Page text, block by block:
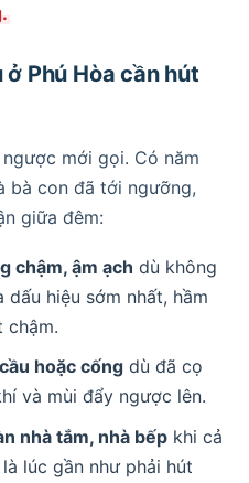
Phú Hòa cần hút
mới gọi. Có năm
bà con đã tới ngưỡng,
giữa đêm:
chậm, ậm ạch dù không
hiệu sớm nhất, hầm
chậm.
hoặc cốngdù đã cọ
và mùi đẩy ngược lên.
nhà tắm, nhà bếpkhi cả
lúc gần như phải hút